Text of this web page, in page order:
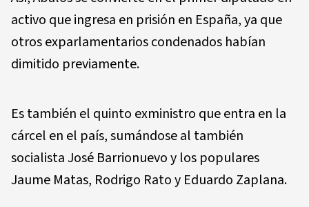
activo que ingresa en prisión en España, ya que
otros exparlamentarios condenados habían
dimitido previamente.
Es también el quinto exministro que entra en la
cárcel en el país, sumándose al también
socialista José Barrionuevo y los populares
Jaume Matas, Rodrigo Rato y Eduardo Zaplana.